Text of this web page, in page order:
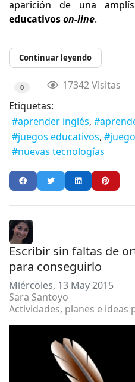
aparición de una
educativoson-line.
Continuar leyendo
0 17342 Visitas
Etiquetas:
aprender inglés
juegos educativos
nuevas tecnologías
Escribir sin faltas de
para conseguirlo
Miércoles, 13 May 2015
Sara Santoyo
Actividades, planes e ideas